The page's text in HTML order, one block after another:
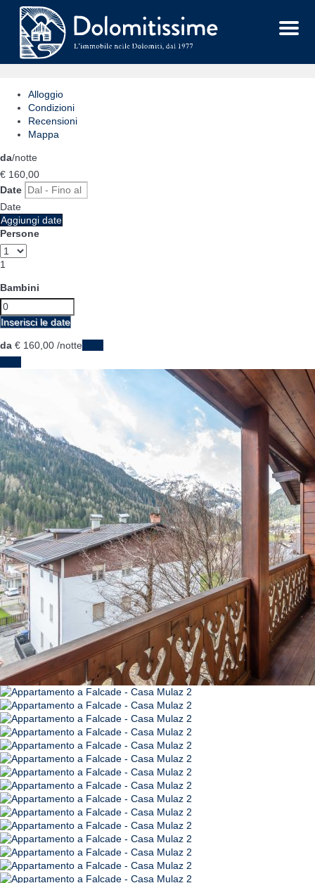
Menu
Alloggio
Condizioni
Recensioni
Mappa
da/notte
€ 160, 00
Date
Date
Aggiungi date
Persone
1
Bambini
Inserisci le date
da € 160, 00 /notte